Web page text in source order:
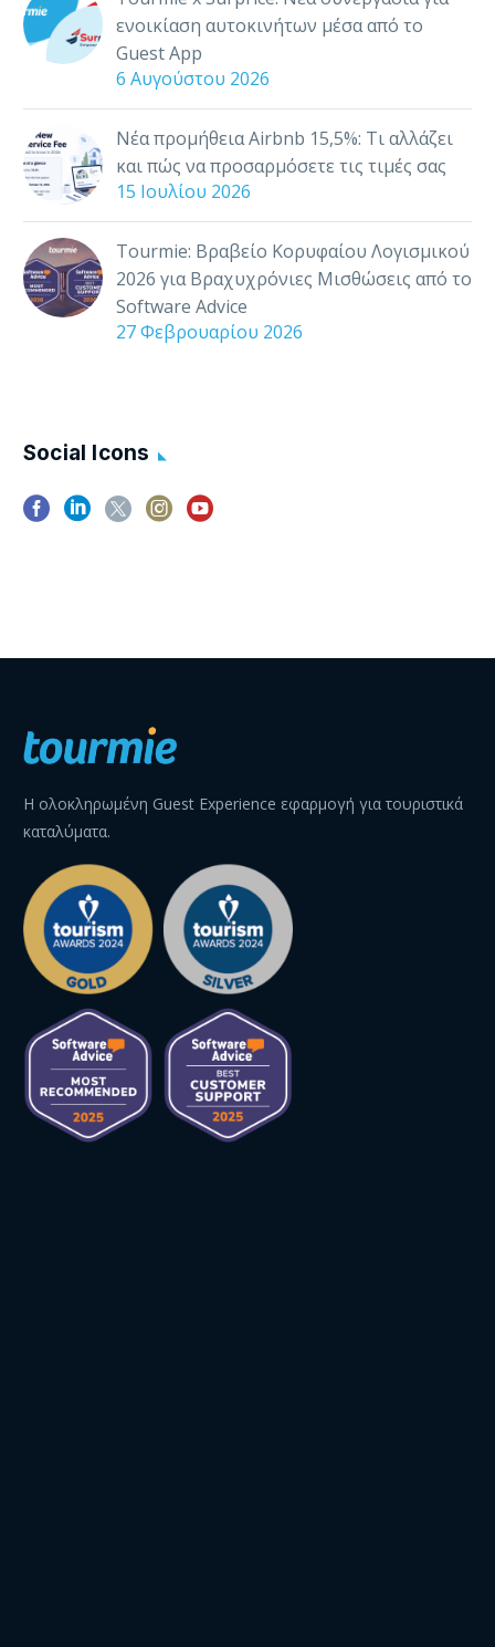
νοιάζεστε για την…
ενοικίαση αυτοκινήτων μέσα από το
Guest App
6 Αυγούστου 2026
Νέα προμήθεια Airbnb 15,5%: Τι αλλάζει
και πώς να προσαρμόσετε τις τιμές σας
15 Ιουλίου 2026
Tourmie: Βραβείο Κορυφαίου Λογισμικού
2026 για Βραχυχρόνιες Μισθώσεις από το
Software Advice
27 Φεβρουαρίου 2026
Social Icons
Η ολοκληρωμένη Guest Experience εφαρμογή για τουριστικά
καταλύματα.